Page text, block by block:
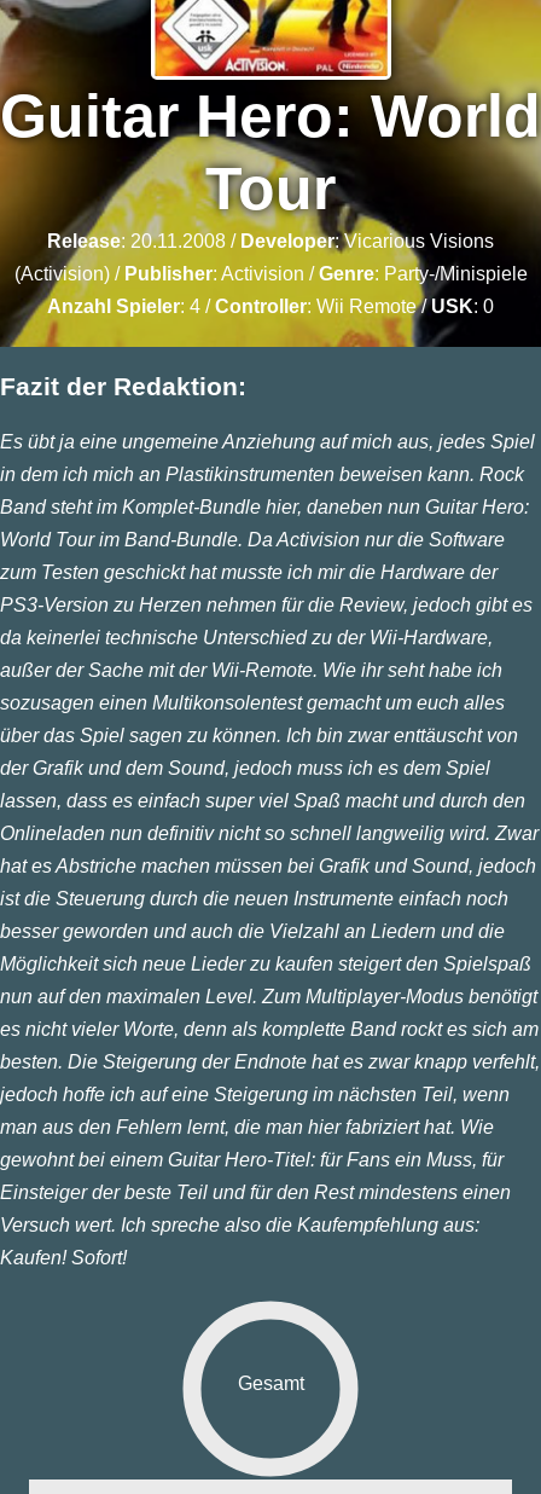
Guitar Hero: World
Tour
Release: 20.11.2008 / Developer:Vicarious Visions
(Activision)/ Publisher: Activision /Genre: Party-/Minispiele
Anzahl Spieler: 4 /Controller: Wii Remote /USK: 0
Fazit der Redaktion:
Es übt ja eine ungemeine Anziehung auf mich aus, jedes Spiel
in dem ich mich an Plastikinstrumenten beweisen kann. Rock
Band steht im Komplet-Bundle hier, daneben nun Guitar Hero:
World Tour im Band-Bundle. Da Activision nur die Software
zum Testen geschickt hat musste ich mir die Hardware der
PS3-Version zu Herzen nehmen für die Review, jedoch gibt es
da keinerlei technische Unterschied zu der Wii-Hardware,
außer der Sache mit der Wii-Remote. Wie ihr seht habe ich
sozusagen einen Multikonsolentest gemacht um euch alles
über das Spiel sagen zu können. Ich bin zwar enttäuscht von
der Grafik und dem Sound, jedoch muss ich es dem Spiel
lassen, dass es einfach super viel Spaß macht und durch den
Onlineladen nun definitiv nicht so schnell langweilig wird. Zwar
hat es Abstriche machen müssen bei Grafik und Sound, jedoch
ist die Steuerung durch die neuen Instrumente einfach noch
besser geworden und auch die Vielzahl an Liedern und die
Möglichkeit sich neue Lieder zu kaufen steigert den Spielspaß
nun auf den maximalen Level. Zum Multiplayer-Modus benötigt
es nicht vieler Worte, denn als komplette Band rockt es sich am
besten. Die Steigerung der Endnote hat es zwar knapp verfehlt,
jedoch hoffe ich auf eine Steigerung im nächsten Teil, wenn
man aus den Fehlern lernt, die man hier fabriziert hat. Wie
gewohnt bei einem Guitar Hero-Titel: für Fans ein Muss, für
Einsteiger der beste Teil und für den Rest mindestens einen
Versuch wert. Ich spreche also die Kaufempfehlung aus:
Kaufen! Sofort!
Gesamt